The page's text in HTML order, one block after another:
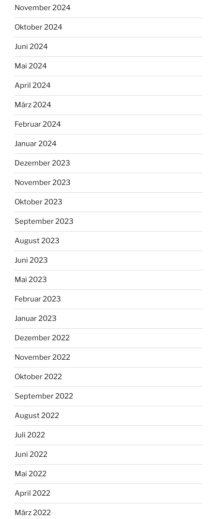
November 2024
Oktober 2024
Juni 2024
Mai 2024
April 2024
März 2024
Februar 2024
Januar 2024
Dezember 2023
November 2023
Oktober 2023
September 2023
August 2023
Juni 2023
Mai 2023
Februar 2023
Januar 2023
Dezember 2022
November 2022
Oktober 2022
September 2022
August 2022
Juli 2022
Juni 2022
Mai 2022
April 2022
März 2022